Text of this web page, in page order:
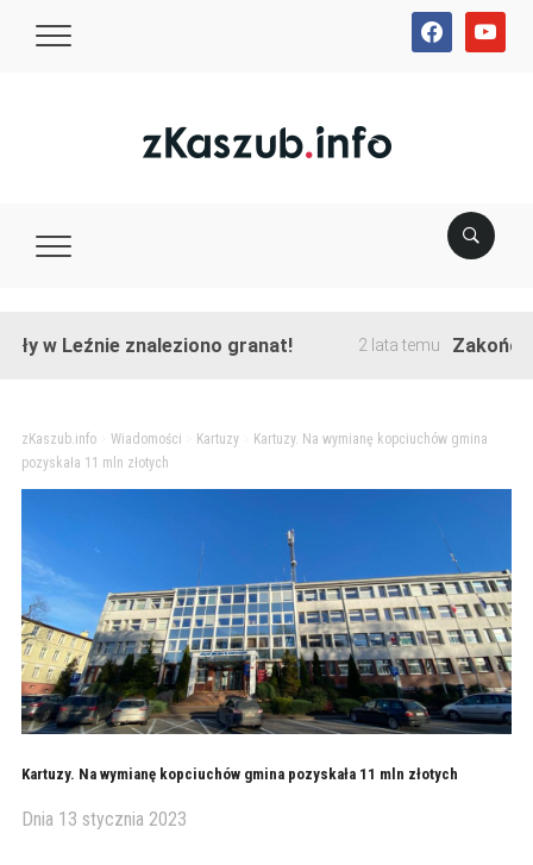
facebookyoutube
znaleziono granat! 2 lata temu Zakończono
zKaszub.info> Wiadomości Kartuzy>
Kartuzy. Na wymianę kopciuchów gmina
pozyskała 11 mln złotych
Kartuzy. Na wymianę kopciuchów gmina pozyskała 11 mln złotych
Dnia 13 stycznia 2023